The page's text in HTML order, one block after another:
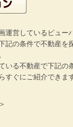
運営しているビュー
記の条件で不動産を
いる不動産で下記の
すぐにご紹介できま